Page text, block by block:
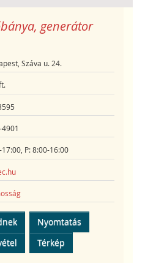
generátor
Száva u. 24.
17:00, P: 8:00-16:00
Nyomtatás
Térkép